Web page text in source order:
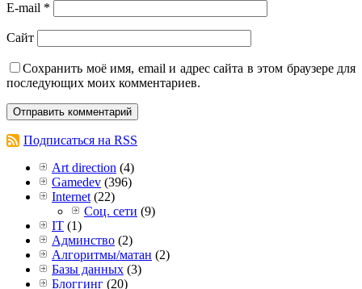
E-mail *
Сайт
Сохранить моё имя, email и адрес сайта в этом браузере для
последующих моих комментариев.
Подписаться на RSS
Art direction (4)
Gamedev (396)
Internet (22)
Соц. сети (9)
IT (1)
Админство (2)
Алгоритмы/матан (2)
Базы данных (3)
Блоггинг (20)